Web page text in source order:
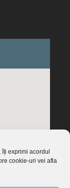
exprimi acordul
cookie-uri vei afla